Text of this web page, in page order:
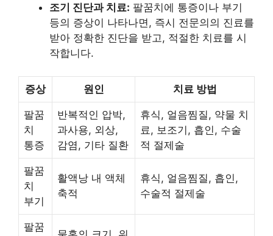
조기 진단과 치료: 팔꿈치에 통증이나 부기
등의 증상이 나타나면, 즉시 전문의의 진료를
받아 정확한 진단을 받고, 적절한 치료를 시
작합니다.
증상 원인 치료 방법
팔꿈
치
통증
반복적인 압박,
과사용, 외상,
감염, 기타 질환
휴식, 얼음찜질, 약물 치
료, 보조기, 흡인, 수술
적 절제술
팔꿈
치
부기
활액낭 내 액체
축적
휴식, 얼음찜질, 흡인,
수술적 절제술
팔꿈